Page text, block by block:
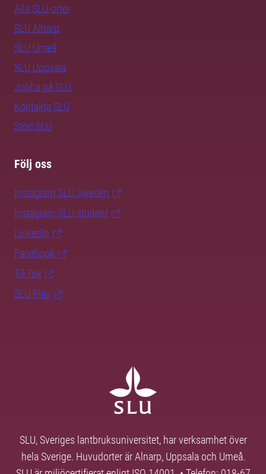
Alla SLU-orter
SLU Alnarp
SLU Umeå
SLU Uppsala
Jobba på SLU
Kontakta SLU
Stöd SLU
Följ oss
Instagram SLU.Sweden
Instagram SLU.student
LinkedIn
Facebook
TikTok
SLU Play
SLU, Sveriges lantbruksuniversitet, har verksamhet över
hela Sverige. Huvudorter är Alnarp, Uppsala och Umeå.